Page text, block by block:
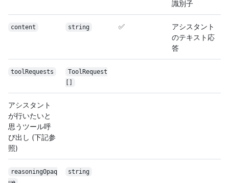
識別子
content string ✅
アシスタント
のテキスト応
答
toolRequests
ToolRequest
アシスタント
が行いたいと
思うツール呼
び出し (下記参
照)
reasoningOpaq
string